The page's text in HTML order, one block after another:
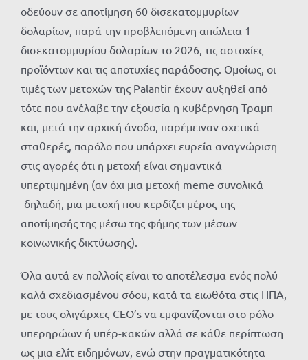
οδεύουν σε αποτίμηση 60 δισεκατομμυρίων
δολαρίων, παρά την προβλεπόμενη απώλεια 1
δισεκατομμυρίου δολαρίων το 2026, τις αστοχίες
προϊόντων και τις αποτυχίες παράδοσης. Ομοίως, οι
τιμές των μετοχών της Palantir έχουν αυξηθεί από
τότε που ανέλαβε την εξουσία η κυβέρνηση Τραμπ
και, μετά την αρχική άνοδο, παρέμειναν σχετικά
σταθερές, παρόλο που υπάρχει ευρεία αναγνώριση
στις αγορές ότι η μετοχή είναι σημαντικά
υπερτιμημένη (αν όχι μια μετοχή meme συνολικά
-δηλαδή, μια μετοχή που κερδίζει μέρος της
αποτίμησής της μέσω της φήμης των μέσων
κοινωνικής δικτύωσης).
Όλα αυτά εν πολλοίς είναι το αποτέλεσμα ενός πολύ
καλά σχεδιασμένου σόου, κατά τα ειωθότα στις ΗΠΑ,
με τους ολιγάρχες-CEO’s να εμφανίζονται στο ρόλο
υπερηρώων ή υπέρ-κακών αλλά σε κάθε περίπτωση
ως μια ελίτ ειδημόνων, ενώ στην πραγματικότητα